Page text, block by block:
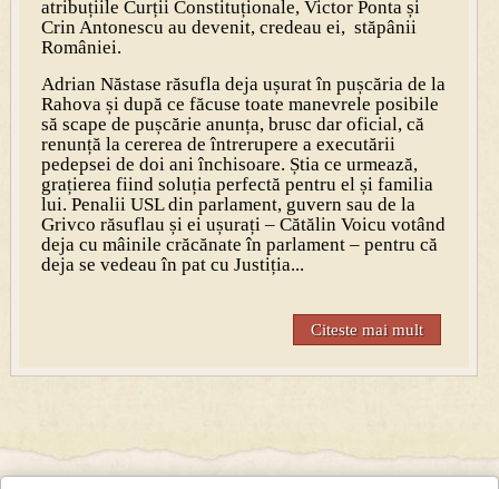
atribuțiile Curții Constituționale, Victor Ponta și
Crin Antonescu au devenit, credeau ei, stăpânii
României.
Adrian Năstase răsufla deja ușurat în pușcăria de la
Rahova și după ce făcuse toate manevrele posibile
să scape de pușcărie anunța, brusc dar oficial, că
renunță la cererea de întrerupere a executării
pedepsei de doi ani închisoare. Știa ce urmează,
grațierea fiind soluția perfectă pentru el și familia
lui. Penalii USL din parlament, guvern sau de la
Grivco răsuflau și ei ușurați – Cătălin Voicu votând
deja cu mâinile crăcănate în parlament – pentru că
deja se vedeau în pat cu Justiția...
Citeste mai mult